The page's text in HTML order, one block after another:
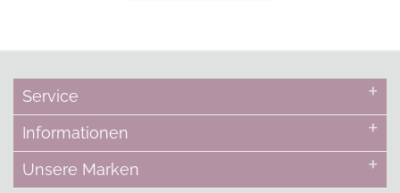
Service
Informationen
Unsere Marken